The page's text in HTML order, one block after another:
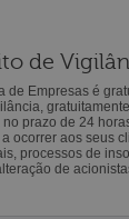
de
de Empresas é
prazo de 24
ocorrer aos seus
processos de
de